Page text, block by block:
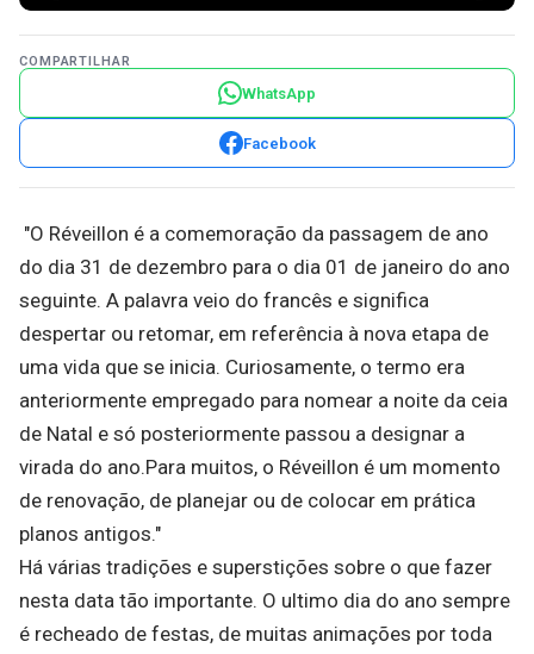
COMPARTILHAR
WhatsApp
Facebook
"O Réveillon é a comemoração da passagem de ano
do dia 31 de dezembro para o dia 01 de janeiro do ano
seguinte. A palavra veio do francês e significa
despertar ou retomar, em referência à nova etapa de
uma vida que se inicia. Curiosamente, o termo era
anteriormente empregado para nomear a noite da ceia
de Natal e só posteriormente passou a designar a
virada do ano.Para muitos, o Réveillon é um momento
de renovação, de planejar ou de colocar em prática
planos antigos."
Há várias tradições e superstições sobre o que fazer
nesta data tão importante. O ultimo dia do ano sempre
é recheado de festas, de muitas animações por toda